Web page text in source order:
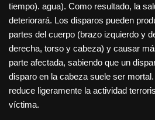
tiempo). agua). Como resultado, la
deteriorará. Los disparos pueden
partes del cuerpo (brazo izquierdo y
derecha, torso y cabeza) y causar
parte afectada, sabiendo que un
disparo en la cabeza suele ser
reduce ligeramente la actividad
víctima.